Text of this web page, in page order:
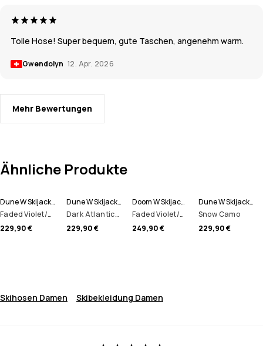
Tolle Hose! Super bequem, gute Taschen, angenehm warm.
Gwendolyn 12. Apr. 2026
Mehr Bewertungen
Ähnliche Produkte
Dune W Skijacke Damen
Faded Violet/Black/Dark Blue
229,90 €
Dune W Skijacke Damen
Dark Atlantic/Pink
229,90 €
Doom W Skijacke Damen
Faded Violet/Black/Dark Atlantic
249,90 €
Dune W Skijacke Damen
Snow Camo
229,90 €
Skihosen Damen Skibekleidung Damen